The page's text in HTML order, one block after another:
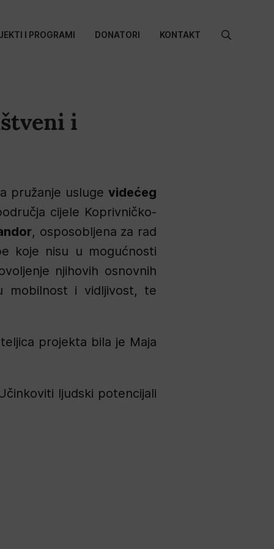
I PROGRAMI DONATORI KONTAKT
i
pružanje usluge videćeg
cijele Koprivničko-
, osposobljena za rad
koje nisu u mogućnosti
njihovih osnovnih
mobilnost i vidljivost, te
projekta bila je Maja
ljudski potencijali